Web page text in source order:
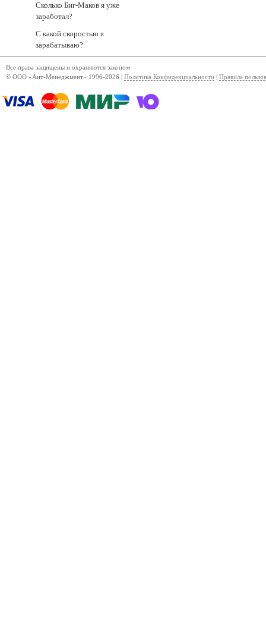
Сколько Биг-Маков я уже
заработал?
С какой скоростью я
зарабатываю?
Все права защищены и охраняются законом
© ООО «Ант-Менеджмент» 1996-2026 | Политика Конфиденциальности Правила